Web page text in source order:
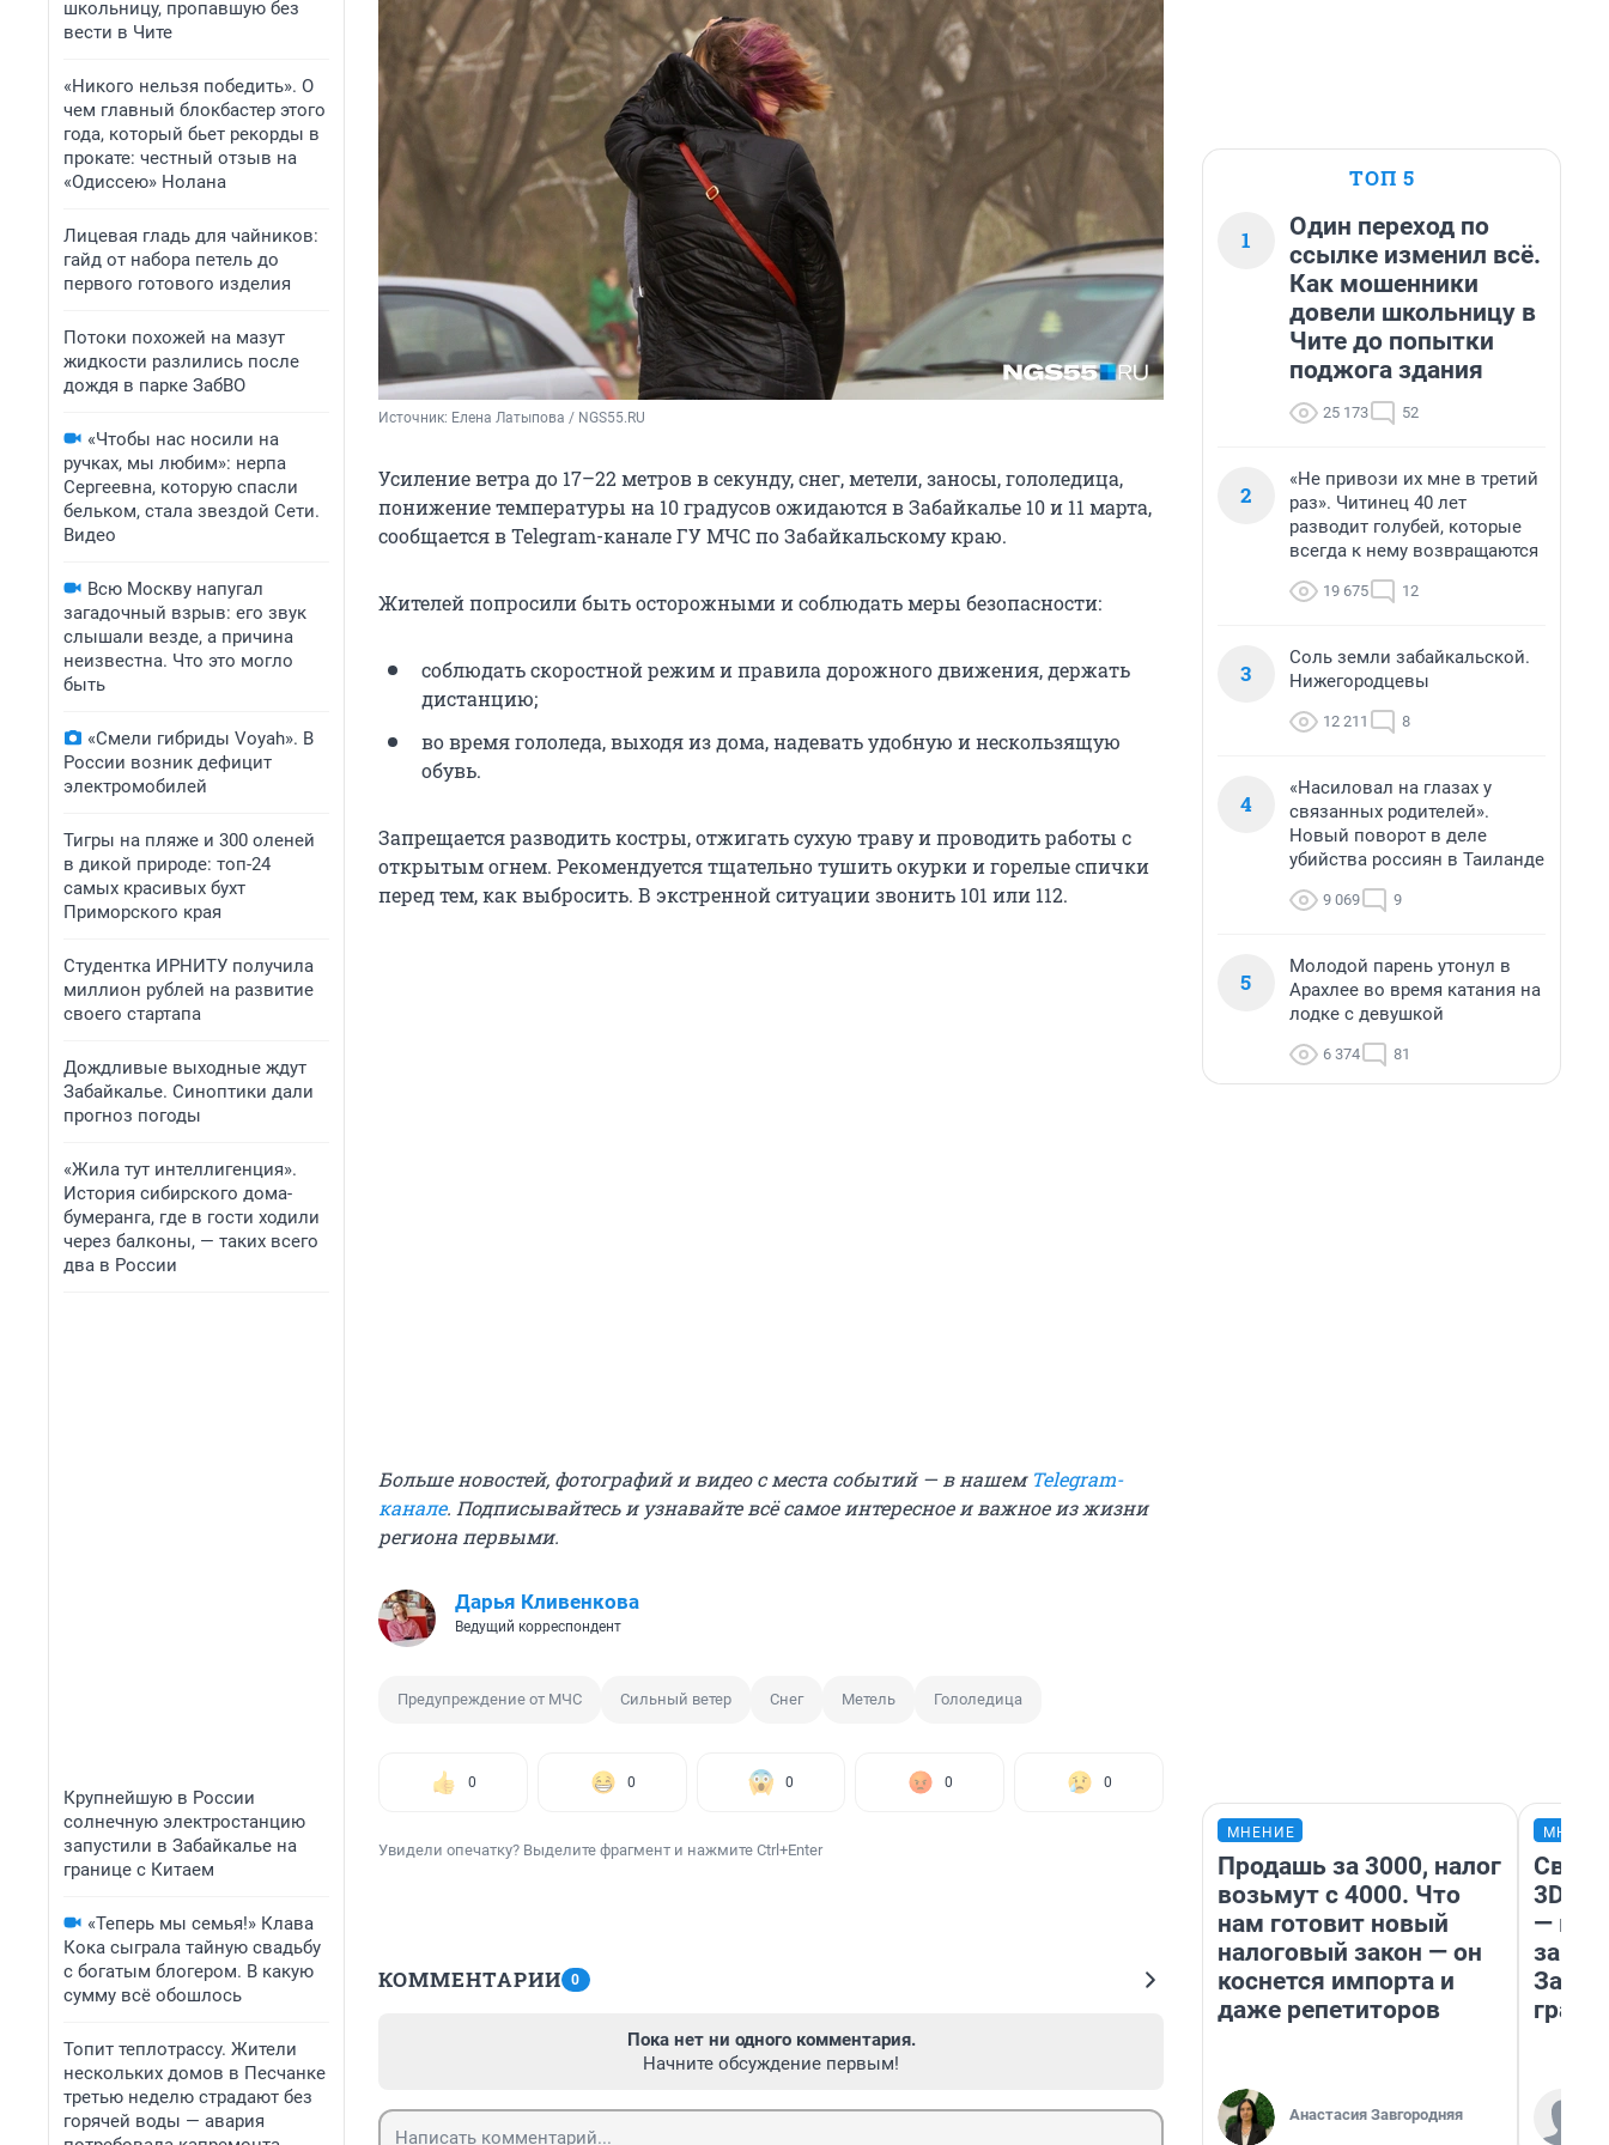
школьницу, пропавшую без
вести в Чите
«Никого нельзя победить». О
чем главный блокбастер этого
года, который бьет рекорды в
прокате: честный отзыв на
«Одиссею» Нолана
Лицевая гладь для чайников:
гайд от набора петель до
первого готового изделия
Потоки похожей на мазут
жидкости разлились после
дождя в парке ЗабВО
«Чтобы нас носили на
ручках, мы любим»: нерпа
Сергеевна, которую спасли
бельком, стала звездой Сети.
Видео
Всю Москву напугал
загадочный взрыв: его звук
слышали везде, а причина
неизвестна. Что это могло
быть
«Смели гибриды Voyah». В
России возник дефицит
электромобилей
Тигры на пляже и 300 оленей
в дикой природе: топ-24
самых красивых бухт
Приморского края
Студентка ИРНИТУ получила
миллион рублей на развитие
своего стартапа
Дождливые выходные ждут
Забайкалье. Синоптики дали
прогноз погоды
«Жила тут интеллигенция».
История сибирского дома-
бумеранга, где в гости ходили
через балконы, — таких всего
два в России
Крупнейшую в России
солнечную электростанцию
запустили в Забайкалье на
границе с Китаем
«Теперь мы семья!» Клава
Кока сыграла тайную свадьбу
с богатым блогером. В какую
сумму всё обошлось
Топит теплотрассу. Жители
нескольких домов в Песчанке
третью неделю страдают без
горячей воды — авария
Источник: Елена Латыпова / NGS55.RU
Усиление ветра до 17–22 метров в секунду, снег, метели, заносы, гололедица,
понижение температуры на 10 градусов ожидаются в Забайкалье 10 и 11 марта,
сообщается в Telegram-канале ГУ МЧС по Забайкальскому краю.
Жителей попросили быть осторожными и соблюдать меры безопасности:
соблюдать скоростной режим и правила дорожного движения, держать
дистанцию;
во время гололеда, выходя из дома, надевать удобную и нескользящую
обувь.
Запрещается разводить костры, отжигать сухую траву и проводить работы с
открытым огнем. Рекомендуется тщательно тушить окурки и горелые спички
перед тем, как выбросить. В экстренной ситуации звонить 101 или 112.
Больше новостей, фотографий и видео с места событий — в нашем Telegram-
канале. Подписывайтесь и узнавайте всё самое интересное и важное из жизни
региона первыми.
Дарья Кливенкова
Ведущий корреспондент
Предупреждение от МЧС Сильный ветер Снег Метель Гололедица
0 0 0 0 0
Увидели опечатку? Выделите фрагмент и нажмите Ctrl+Enter
КОММЕНТАРИИ 0
Пока нет ни одного комментария.
Начните обсуждение первым!
ТОП 5
1
Один переход по
ссылке изменил всё.
Как мошенники
довели школьницу в
Чите до попытки
поджога здания
25 173 52
2
«Не привози их мне в третий
раз». Читинец 40 лет
разводит голубей, которые
всегда к нему возвращаются
19 675 12
3
Соль земли забайкальской.
Нижегородцевы
12 211 8
4
«Насиловал на глазах у
связанных родителей».
Новый поворот в деле
убийства россиян в Таиланде
9 069 9
5
Молодой парень утонул в
Арахлее во время катания на
лодке с девушкой
6 374 81
МНЕНИЕ
Продашь за 3000, налог
возьмут с 4000. Что
нам готовит новый
налоговый закон — он
коснется импорта и
даже репетиторов
Анастасия Завгородняя
— как